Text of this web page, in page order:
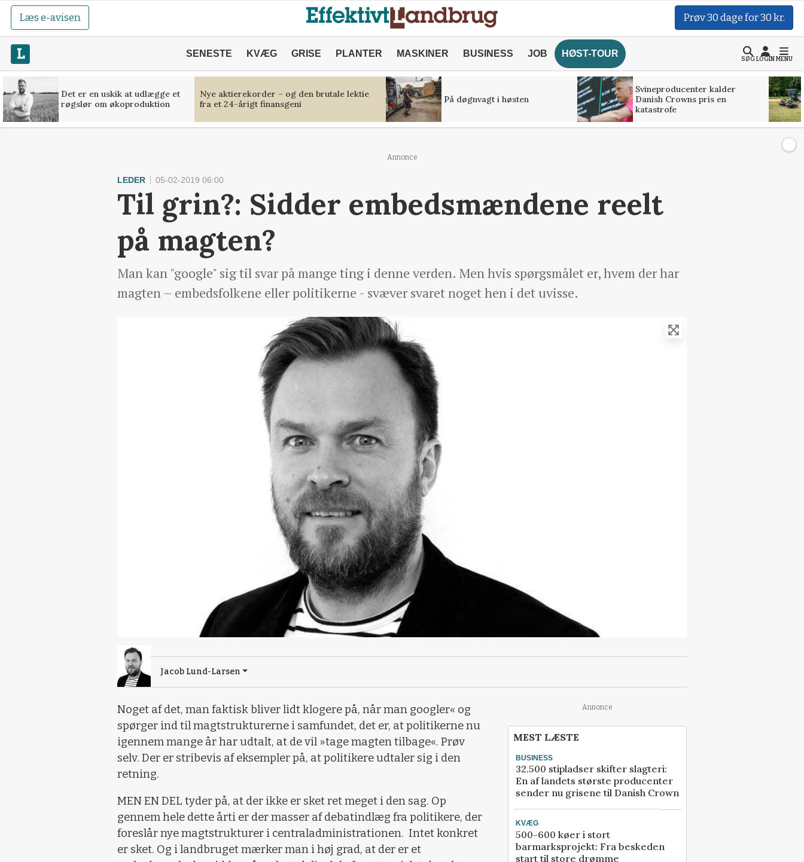
Læs e-avisen Prøv 30 dage for 30 kr.
SENESTE KVÆG GRISE PLANTER MASKINER BUSINESS JOB HØST-TOUR
SØGLOGINMENU
Det er en uskik at udlægge et
røgslør om økoproduktion
Nye aktierekorder – og den brutale lektie
fra et 24-årigt finansgeni
På døgnvagt i høsten
Svineproducenter kalder
Danish Crowns pris en
katastrofe
Annonce
LEDER 05-02-2019 06:00
Til grin?: Sidder embedsmændene reelt
på magten?
Man kan "google" sig til svar på mange ting i denne verden. Men hvis spørgsmålet er, hvem der har
magten – embedsfolkene eller politikerne - svæver svaret noget hen i det uvisse.
Jacob Lund-Larsen
Noget af det, man faktisk bliver lidt klogere på, når man googler« og
spørger ind til magtstrukturerne i samfundet, det er, at politikerne nu
igennem mange år har udtalt, at de vil »tage magten tilbage«. Prøv
selv. Der er stribevis af eksempler på, at politikere udtaler sig i den
retning.
MEN EN DEL tyder på, at der ikke er sket ret meget i den sag. Op
gennem hele dette årti er der masser af debatindlæg fra politikere, der
foreslår nye magtstrukturer i centraladministrationen. Intet konkret
er sket. Og i landbruget mærker man i høj grad, at der er et
Annonce
MEST LÆSTE
BUSINESS
32.500 stipladser skifter slagteri:
En af landets største producenter
sender nu grisene til Danish Crown
KVÆG
500-600 køer i stort
barmarksprojekt: Fra beskeden
start til store drømme